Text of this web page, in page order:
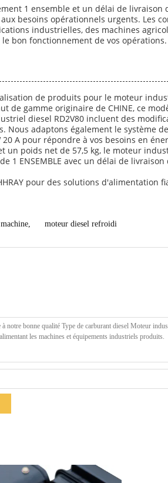
1 ensemble et un délai de
besoins opérationnels urgents. Les
industrielles, des machines
bon fonctionnement de vos opérations.
de produits pour le moteur
de gamme originaire de CHINE, ce
diesel RD2V80 incluent des
Nous adaptons également le système
A pour répondre à vos besoins en
un poids net de 57,5 kg, le moteur
ENSEMBLE avec un délai de
pour des solutions
, moteur diesel refroidi